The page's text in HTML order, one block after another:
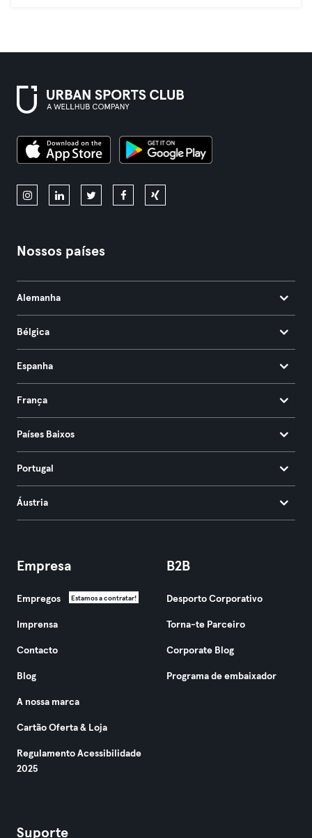
Nossos países
Alemanha
Bélgica
Espanha
França
Países Baixos
Portugal
Áustria
Empresa
Empregos Estamos a contratar!
Imprensa
Contacto
Blog
A nossa marca
Cartão Oferta & Loja
Regulamento Acessibilidade
2025
B2B
Desporto Corporativo
Torna-te Parceiro
Corporate Blog
Programa de embaixador
Suporte